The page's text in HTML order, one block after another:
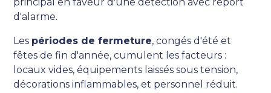
d'alarme.
Les périodes de fermeture, congés d'été et
fêtes de fin d'année, cumulent les facteurs :
locaux vides, équipements laissés sous tension,
décorations inflammables, et personnel réduit.